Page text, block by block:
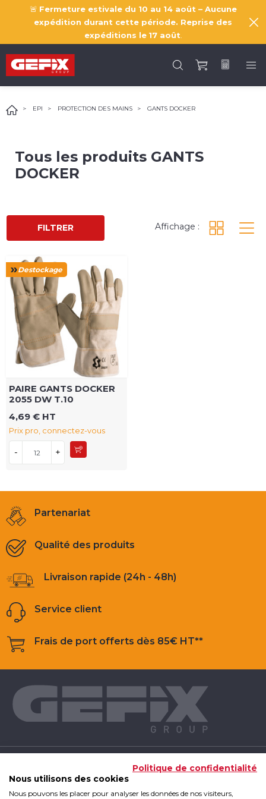
🚨 Fermeture estivale du 10 au 14 août – Aucune
expédition durant cette période. Reprise des
expéditions le 17 août
EPI PROTECTION DES MAINS GANTS DOCKER
Tous les produits GANTS
DOCKER
FILTRER Affichage :
Destockage
PAIRE GANTS DOCKER
2055 DW T.10
4,69 € HT
Prix pro, connectez-vous
- +
Partenariat
Qualité des produits
Livraison rapide (24h - 48h)
Service client
Frais de port offerts dès 85€ HT**
Politique de confidentialité
Nous utilisons des cookies
Nous pouvons les placer pour analyser les données de nos visiteurs,